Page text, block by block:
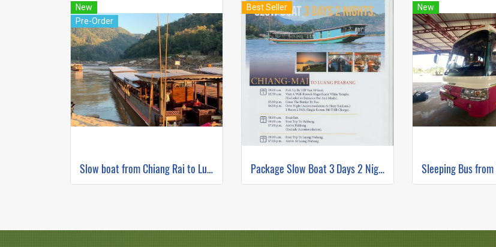
New
Pre-Order
Slow boat from Chiang Rai to Luang Prabang 2 Days 1 Night
Best Seller
Package Slow Boat 3 Days 2 Nights Chiang Mai to Luang Prabang
New